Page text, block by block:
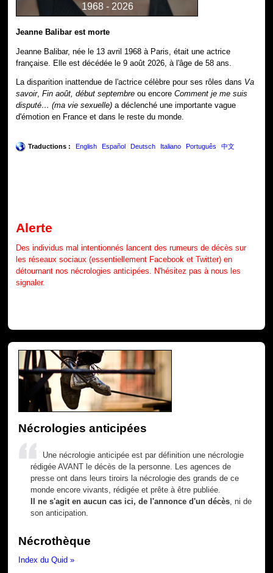
1968 - 2026
Jeanne Balibar est morte
Jeanne Balibar, née le 13 avril 1968 à Paris, était une actrice
française. Elle est décédée le 9 août 2026, à l'âge de 58 ans.
La disparition inattendue de l'actrice célèbre pour ses rôles dans Va
savoir,Fin août, début septembre ou encoreComment je me suis
disputé… (ma vie sexuelle) a déclenché une importante vague
d'émotion en France et dans le reste du monde.
Traductions : English Español Deutsch Italiano Português 中文
Alerte
Des individus mal intentionnés lancent des rumeurs de décès sur
les réseaux sociaux (essentiellement Facebook et Twitter) en
détournant nos nécrologies anticipées. N'hésitez pas à nous les
signaler.
Nécrologies anticipées
Une nécrologie anticipée est par définition une nécrologie
rédigée AVANT le décès de la personne. Les agences de
presse ont dans leurs tiroirs la nécrologie des grands de ce
monde encore vivants, rédigée et prête à être publiée.
Il ne s'agit en aucun cas ici, de l'annonce d'un décès , ni de
son anticipation.
Nécrothèque
Index du Quid »